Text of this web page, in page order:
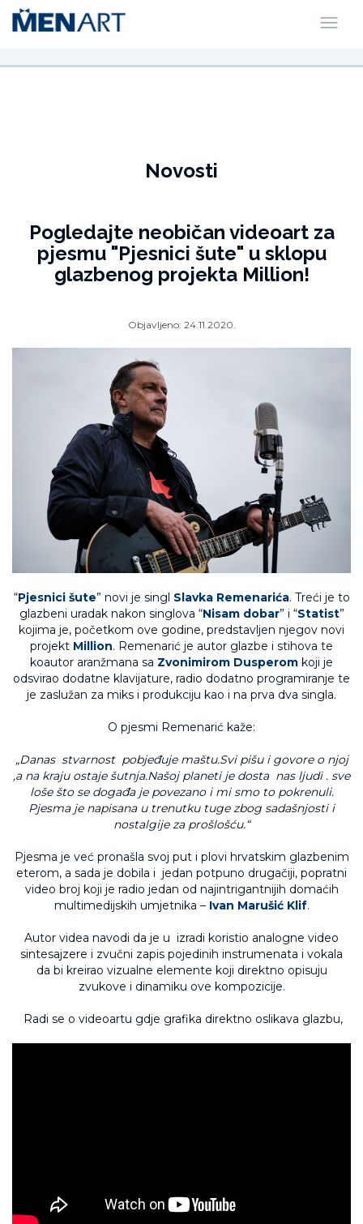
Novosti
Pogledajte neobičan videoart za
pjesmu "Pjesnici šute" u sklopu
glazbenog projekta Million!
Objavljeno: 24.11.2020.
“Pjesnici šute” novi je singl Slavka Remenarića. Treći je to
glazbeni uradak nakon singlova “Nisam dobar” i “Statist”
kojima je, početkom ove godine, predstavljen njegov novi
projekt Million. Remenarić je autor glazbe i stihova te
koautor aranžmana sa Zvonimirom Dusperom koji je
odsvirao dodatne klavijature, radio dodatno programiranje te
je zaslužan za miks i produkciju kao i na prva dva singla.
O pjesmi Remenarić kaže:
„Danas stvarnost pobjeđuje maštu.Svi pišu i govore o njoj
,a na kraju ostaje šutnja.Našoj planeti je dosta nas ljudi . sve
loše što se događa je povezano i mi smo to pokrenuli.
Pjesma je napisana u trenutku tuge zbog sadašnjosti i
nostalgije za prošlošću.“
Pjesma je već pronašla svoj put i plovi hrvatskim glazbenim
eterom, a sada je dobila i jedan potpuno drugačiji, popratni
video broj koji je radio jedan od najintrigantnijih domaćih
multimedijskih umjetnika – Ivan Marušić Klif.
Autor videa navodi da je u izradi koristio analogne video
sintesajzere i zvučni zapis pojedinih instrumenata i vokala
da bi kreirao vizualne elemente koji direktno opisuju
zvukove i dinamiku ove kompozicije.
Radi se o videoartu gdje grafika direktno oslikava glazbu,